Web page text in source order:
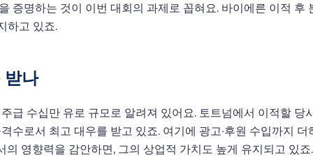
증명하는 것이 이번 대회의 과제로 꼽혀요. 바이에른 이적 후
하고 있죠.
받나
급 수십만 유로 규모로 알려져 있어요. 토트넘에서 이적할 당
수로서 최고 대우를 받고 있죠. 여기에 광고·후원 수입까지 더
영향력을 감안하면, 그의 상업적 가치도 높게 유지되고 있죠.